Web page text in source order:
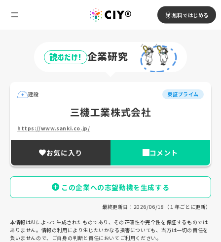
無料ではじめる
読むだけ! 企業研究
建設 東証プライム
三機工業株式会社
https://www.sanki.co.jp/
お気に入り コメント
この企業への志望動機を生成する
最終更新日：2026/06/18（１年ごとに更新）
本情報はAIによって生成されたものであり、その正確性や完全性を保証するものでは
ありません。情報の利用により生じたいかなる損害についても、当方は一切の責任を
負いませんので、ご自身の判断と責任においてご利用ください。